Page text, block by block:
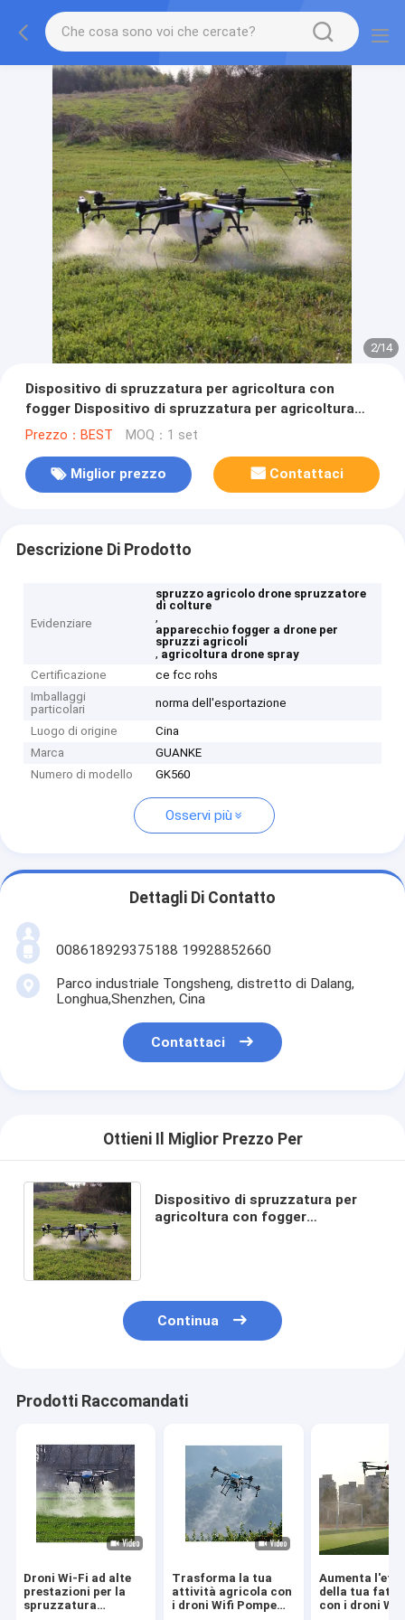
2/14
Dispositivo di spruzzatura per agricoltura con
fogger Dispositivo di spruzzatura per agricoltura
con drone
Prezzo：BEST MOQ：1 set
Miglior prezzo Contattaci
Descrizione Di Prodotto
Evidenziare
spruzzo agricolo drone spruzzatore
di colture
,
apparecchio fogger a drone per
spruzzi agricoli
, agricoltura drone spray
Certificazione
ce fcc rohs
Imballaggi
particolari
norma dell'esportazione
Luogo di origine
Cina
Marca
GUANKE
Numero di modello
GK560
Osservi più
Dettagli Di Contatto
008618929375188 19928852660
Parco industriale Tongsheng, distretto di Dalang,
Longhua,Shenzhen, Cina
Contattaci
Ottieni Il Miglior Prezzo Per
Dispositivo di spruzzatura per
agricoltura con fogger
Continua
Prodotti Raccomandati
Droni Wi-Fi ad alte
prestazioni per la
spruzzatura
Trasforma la tua
attività agricola con
i droni Wifi Pompe
Aumenta
della tua
con i droni